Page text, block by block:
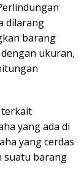
dilarang
barang
ukuran,
terkait
yang ada di
yang cerdas
suatu barang